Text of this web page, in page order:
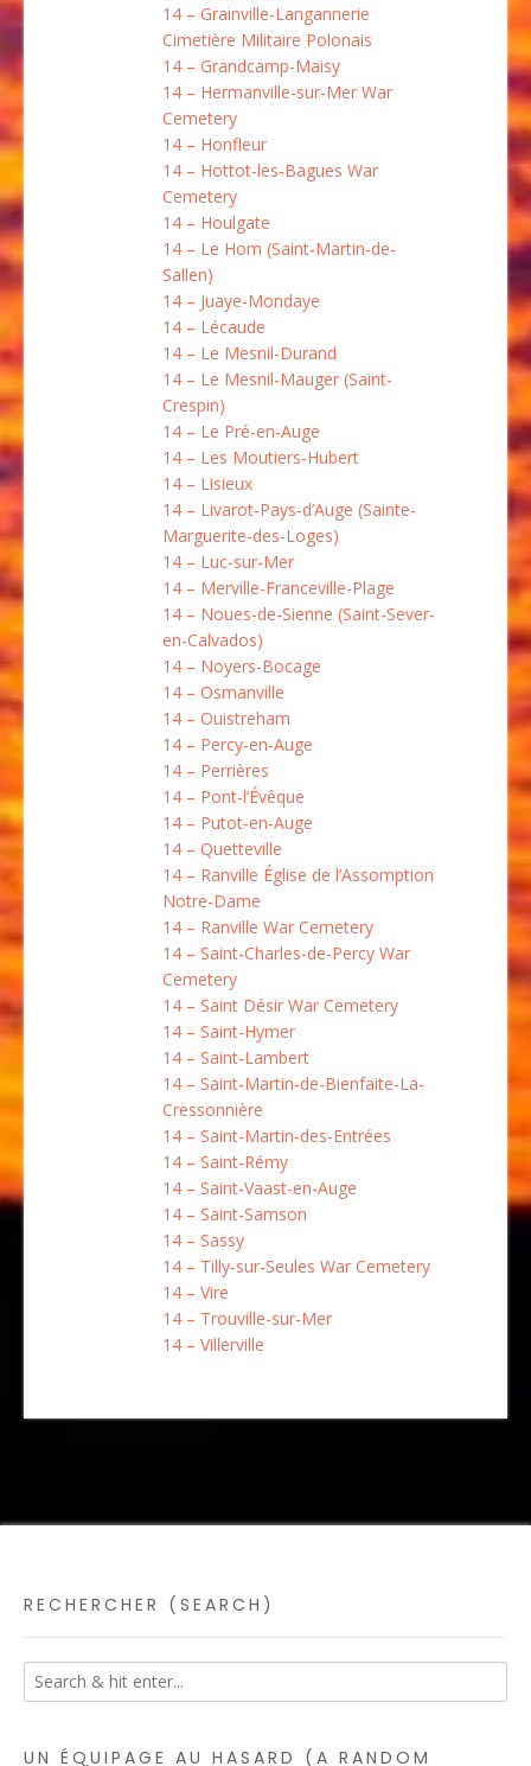
14 – Grainville-Langannerie
Cimetière Militaire Polonais
14 – Grandcamp-Maisy
14 – Hermanville-sur-Mer War
Cemetery
14 – Honfleur
14 – Hottot-les-Bagues War
Cemetery
14 – Houlgate
14 – Le Hom (Saint-Martin-de-
Sallen)
14 – Juaye-Mondaye
14 – Lécaude
14 – Le Mesnil-Durand
14 – Le Mesnil-Mauger (Saint-
Crespin)
14 – Le Pré-en-Auge
14 – Les Moutiers-Hubert
14 – Lisieux
14 – Livarot-Pays-d’Auge (Sainte-
Marguerite-des-Loges)
14 – Luc-sur-Mer
14 – Merville-Franceville-Plage
14 – Noues-de-Sienne (Saint-Sever-
en-Calvados)
14 – Noyers-Bocage
14 – Osmanville
14 – Ouistreham
14 – Percy-en-Auge
14 – Perrières
14 – Pont-l’Évêque
14 – Putot-en-Auge
14 – Quetteville
14 – Ranville Église de l’Assomption
Notre-Dame
14 – Ranville War Cemetery
14 – Saint-Charles-de-Percy War
Cemetery
14 – Saint Désir War Cemetery
14 – Saint-Hymer
14 – Saint-Lambert
14 – Saint-Martin-de-Bienfaite-La-
Cressonnière
14 – Saint-Martin-des-Entrées
14 – Saint-Rémy
14 – Saint-Vaast-en-Auge
14 – Saint-Samson
14 – Sassy
14 – Tilly-sur-Seules War Cemetery
14 – Vire
14 – Trouville-sur-Mer
14 – Villerville
RECHERCHER (SEARCH)
UN ÉQUIPAGE AU HASARD (A RANDOM